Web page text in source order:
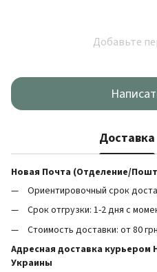
Добавьте
Доставка
Новая Почта (Отделение/
Ориентировочный срок
Срок отгрузки: 1-2 дня с
Стоимость доставки: от 80
Адресная доставка
Украины